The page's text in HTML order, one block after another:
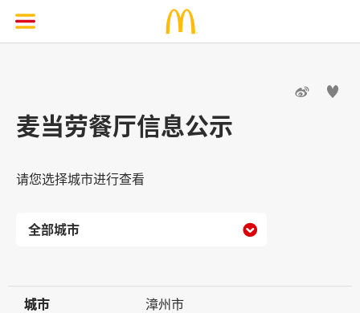
 
麦当劳餐厅信息公示
请您选择城市进行查看

城市
城市
漳州市